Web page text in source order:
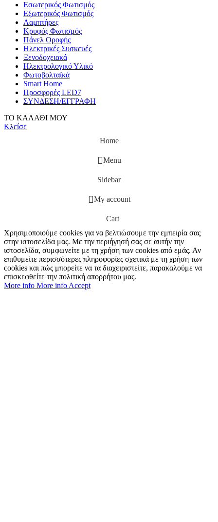
Εσωτερικός Φωτισμός
Εξωτερικός Φωτισμός
Λαμπτήρες
Κρυφός Φωτισμός
Πάνελ Οροφής
Ηλεκτρικές Συσκευές
Ξενοδοχειακά
Ηλεκτρολογικό Υλικό
Φωτοβολταϊκά
Smart Home
Προσφορές LED7
ΣΥΝΔΕΣΗ/ΕΓΓΡΑΦΗ
ΤΟ ΚΑΛΑΘΙ ΜΟΥ
Κλείσε
Home
Menu
Sidebar
My account
Cart
Χρησιμοποιούμε cookies για να βελτιώσουμε την εμπειρία σας
στην ιστοσελίδα μας. Με την περιήγησή σας σε αυτήν την
ιστοσελίδα, συμφωνείτε με τη χρήση των cookies από εμάς. Αν
επιθυμείτε περισσότερες πληροφορίες σχετικά με τη χρήση των
cookies και πώς μπορείτε να τα διαχειριστείτε, παρακαλούμε να
επισκεφθείτε την πολιτική απορρήτου μας.
More info More info Accept